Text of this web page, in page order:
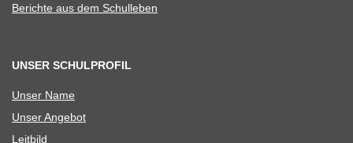
Berichte aus dem Schulleben
UNSER SCHULPROFIL
Unser Name
Unser Ange­bot
Leit­bild